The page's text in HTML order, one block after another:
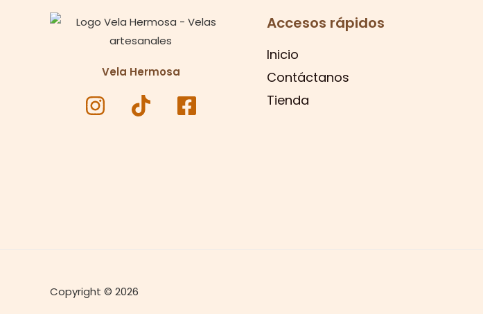
Vela Hermosa
Accesos rápidos
Inicio
Contáctanos
Tienda
Copyright © 2026